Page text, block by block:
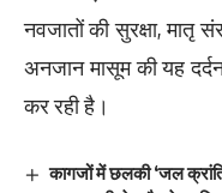
नवजातों की सुरक्षा, मातृ
अनजान मासूम की यह
कर रही है।
कागजों में छलकी ‘जल